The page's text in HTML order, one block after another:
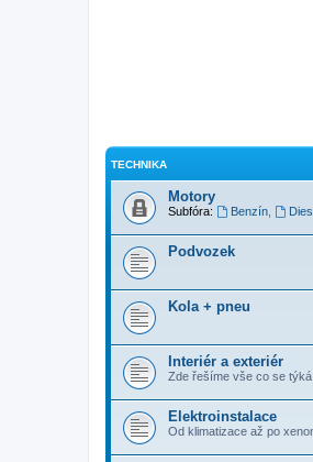
TECHNIKA
Motory
Subfóra: Benzín,
Podvozek
Kola + pneu
Interiér a exteriér
Zde řešíme vše co se týká
Elektroinstalace
Od klimatizace až po